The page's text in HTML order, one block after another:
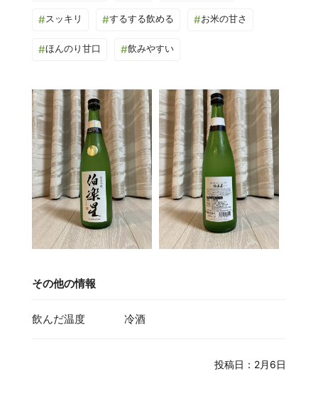
#スッキリ #するする飲める #お米の甘さ
#ほんのり甘口 #飲みやすい
その他の情報
飲んだ温度 冷酒
投稿日：2月6日